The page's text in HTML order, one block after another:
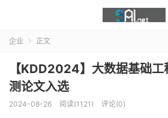
企业  正文
【KDD2024】大数据基础
测论文入选
2024-08-26 阅读(1121) 评论(0)